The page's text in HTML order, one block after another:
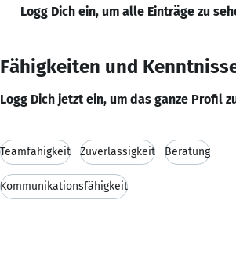
Logg Dich ein, um alle Einträge zu
Fähigkeiten und
Logg Dich jetzt ein, um das ganze Profil
Teamfähigkeit Zuverlässigkeit Beratung
Kommunikationsfähigkeit